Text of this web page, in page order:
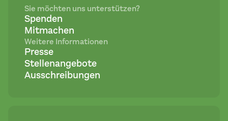
Sie möchten uns unterstützen?
Spenden
Mitmachen
Weitere Informationen
Presse
Stellenangebote
Ausschreibungen